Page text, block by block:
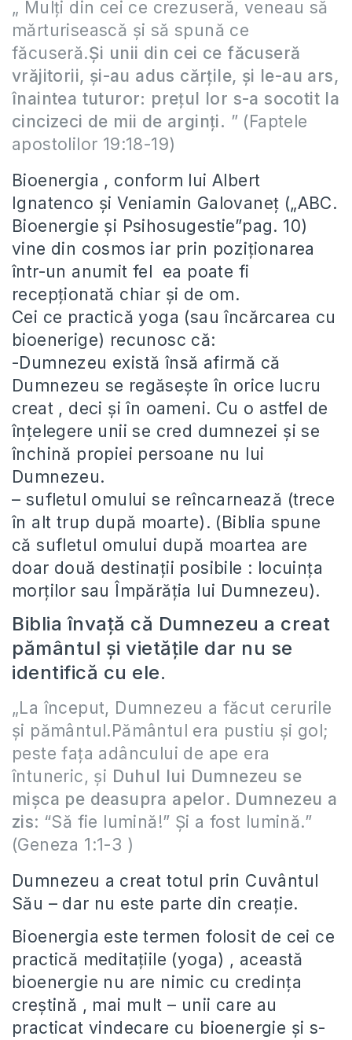
„ Mulţi din cei ce crezuseră, veneau să
mărturisească şi să spună ce
făcuseră.Şi unii din cei ce făcuseră
vrăjitorii, şi-au adus cărţile, şi le-au ars,
înaintea tuturor: preţul lor s-a socotit la
cincizeci de mii de arginţi. ” (Faptele
apostolilor 19:18-19)
Bioenergia , conform lui Albert
Ignatenco şi Veniamin Galovaneţ („ABC.
Bioenergie şi Psihosugestie”pag. 10)
vine din cosmos iar prin poziţionarea
într-un anumit fel ea poate fi
recepţionată chiar şi de om.
Cei ce practică yoga (sau încărcarea cu
bioenerige) recunosc că:
-Dumnezeu există însă afirmă că
Dumnezeu se regăseşte în orice lucru
creat , deci şi în oameni. Cu o astfel de
înţelegere unii se cred dumnezei şi se
închină propiei persoane nu lui
Dumnezeu.
– sufletul omului se reîncarnează (trece
în alt trup după moarte). (Biblia spune
că sufletul omului după moartea are
doar două destinaţii posibile : locuinţa
morţilor sau Împărăţia lui Dumnezeu).
Biblia învaţă că Dumnezeu a creat
pământul şi vietăţile dar nu se
identifică cu ele.
„La început, Dumnezeu a făcut cerurile
şi pământul.Pământul era pustiu şi gol;
peste faţa adâncului de ape era
întuneric, şi Duhul lui Dumnezeu se
mişca pe deasupra apelor. Dumnezeu a
zis: “Să fie lumină!” Şi a fost lumină.”
(Geneza 1:1-3 )
Dumnezeu a creat totul prin Cuvântul
Său – dar nu este parte din creaţie.
Bioenergia este termen folosit de cei ce
practică meditaţiile (yoga) , această
bioenergie nu are nimic cu credinţa
creştină , mai mult – unii care au
practicat vindecare cu bioenergie şi s-